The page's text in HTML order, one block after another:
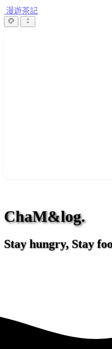
漫遊茶記
ChaM&log.
Stay hungry, Stay